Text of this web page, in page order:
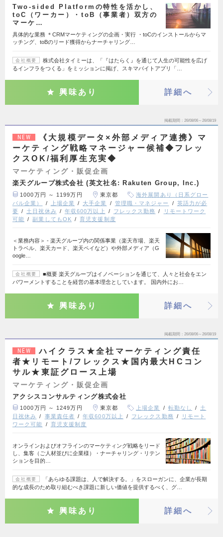
Two-sided Platformの特性を活かし、
toC（ワーカー）・toB（事業者）双方の
マーケ…
具体的な業務 ＊CRMマーケティングの企画・実行 ・toCのインストールからマ
ッチング、toBのリード獲得からナーチャリング…
会社概要
株式会社タイミーは、「『はたらく』を通じて人生の可能性を広げ
るインフラをつくる」をミッションに掲げ、スキマバイトアプリ「…
興味あり 詳細へ
掲載期間 26/08/06～26/08/19
NEW
《大規模データ×外部メディア連携》マ
ーケティング戦略マネージャー候補◆フレッ
クスOK/福利厚生充実◆
マーケティング・販促企画
楽天グループ株式会社 (英文社名: Rakuten Group, Inc.)
1000万円 ～ 1199万円 東京都
海外展開あり（日系グロー
バル企業）
上場企業 大手企業 管理職・マネジャー
英語力が必
要
土日祝休み 年収600万以上 フレックス勤務
リモートワーク
可能
副業してもOK 育児支援制度
＜業務内容＞ - 楽天グループ内の関係事業（楽天市場、楽天
トラベル、楽天カード、楽天ペイなど）や外部メディア（G
oogle…
会社概要
■概要 楽天グループはイノベーションを通じて、人々と社会をエン
パワーメントすることを経営の基本理念としています。 国内外にお…
興味あり 詳細へ
掲載期間 26/08/06～26/08/19
NEW
ハイクラス★全社マーケティング責任
者★リモート/フレックス★国内最大HCコン
サル★東証グロース上場
マーケティング・販促企画
アクシスコンサルティング株式会社
1000万円 ～ 1249万円 東京都 上場企業 転勤なし
土
日祝休み
事業責任者 年収600万以上 フレックス勤務
リモート
ワーク可能
育児支援制度
オンラインおよびオフラインのマーケティング戦略をリード
し、集客（ご人材並びに企業様）・ナーチャリング・リテン
ションを目的…
会社概要
「あらゆる課題は、人で解決する。」をスローガンに、企業が長期
的な成長のため取り組むべき課題に新しい価値を提供するべく、グ…
興味あり 詳細へ